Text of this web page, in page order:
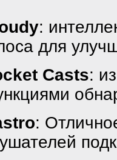
:
для
Casts:
: